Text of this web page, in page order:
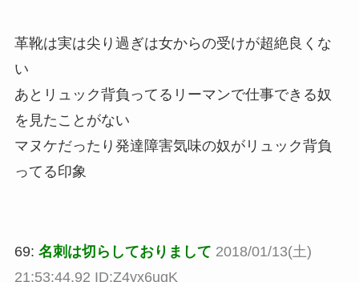
革靴は実は尖り過ぎは女からの受けが超絶良くな
い
あとリュック背負ってるリーマンで仕事できる奴
を見たことがない
マヌケだったり発達障害気味の奴がリュック背負
ってる印象
69: 名刺は切らしておりまして 2018/01/13(土)
21:53:44.92 ID:Z4yx6ugK